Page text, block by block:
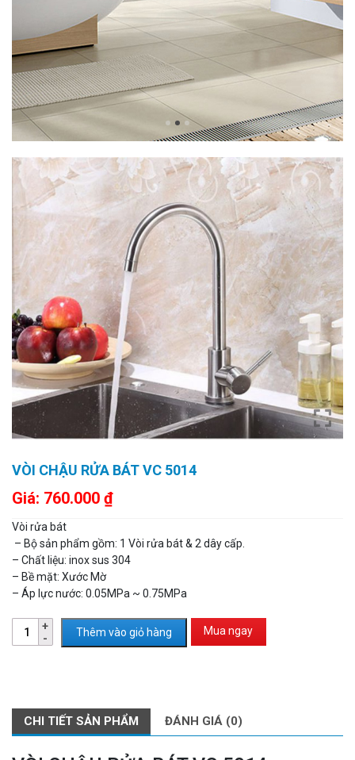
VÒI CHẬU RỬA BÁT VC 5014
Giá: 760.000 ₫
Vòi rửa bát
– Bộ sản phẩm gồm: 1 Vòi rửa bát & 2 dây cấp.
– Chất liệu: inox sus 304
– Bề mặt: Xước Mờ
– Áp lực nước: 0.05MPa ~ 0.75MPa
Thêm vào giỏ hàng Mua ngay
CHI TIẾT SẢN PHẨM ĐÁNH GIÁ (0)